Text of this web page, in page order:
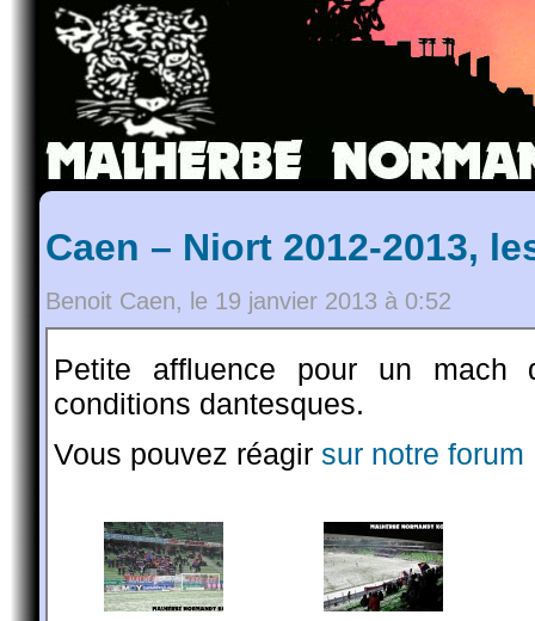
Caen – Niort 2012-2013,
Benoit Caen, le 19 janvier 2013 à 0:52
Petite affluence pour un mach
conditions dantesques.
Vous pouvez réagir sur notre forum